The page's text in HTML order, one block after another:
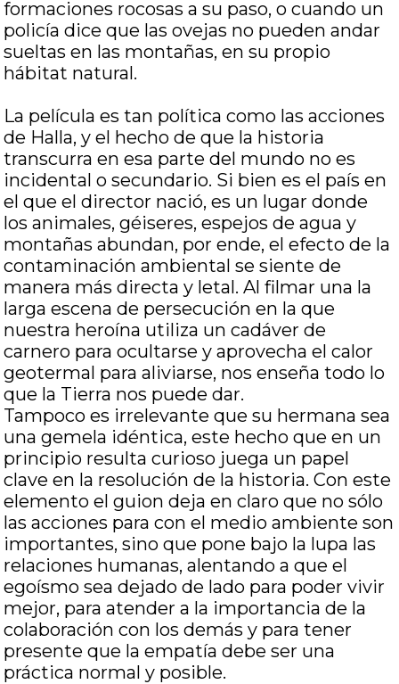
formaciones rocosas a su paso, o cuando un
policía dice que las ovejas no pueden andar
sueltas en las montañas, en su propio
hábitat natural.
La película es tan política como las acciones
de Halla, y el hecho de que la historia
transcurra en esa parte del mundo no es
incidental o secundario. Si bien es el país en
el que el director nació, es un lugar donde
los animales, géiseres, espejos de agua y
montañas abundan, por ende, el efecto de la
contaminación ambiental se siente de
manera más directa y letal. Al filmar una la
larga escena de persecución en la que
nuestra heroína utiliza un cadáver de
carnero para ocultarse y aprovecha el calor
geotermal para aliviarse, nos enseña todo lo
que la Tierra nos puede dar.
Tampoco es irrelevante que su hermana sea
una gemela idéntica, este hecho que en un
principio resulta curioso juega un papel
clave en la resolución de la historia. Con este
elemento el guion deja en claro que no sólo
las acciones para con el medio ambiente son
importantes, sino que pone bajo la lupa las
relaciones humanas, alentando a que el
egoísmo sea dejado de lado para poder vivir
mejor, para atender a la importancia de la
colaboración con los demás y para tener
presente que la empatía debe ser una
práctica normal y posible.